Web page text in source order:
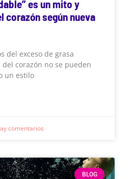
es un mito y
corazón según nueva
del exceso de grasa
corazón no se pueden
un estilo
comentarios
BLOG